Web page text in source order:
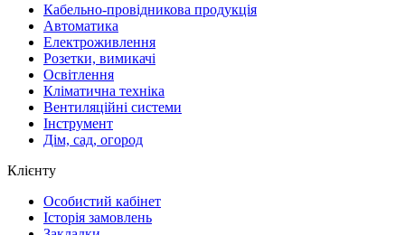
Кабельно-провідникова продукція
Автоматика
Електроживлення
Розетки, вимикачі
Освітлення
Кліматична техніка
Вентиляційні системи
Інструмент
Дім, сад, огород
Клієнту
Особистий кабінет
Історія замовлень